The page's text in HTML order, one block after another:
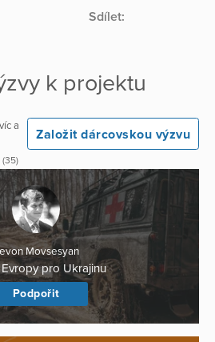
Sdílet:
k projektu
a
Založit dárcovskou výzvu
(35)
Movsesyan
pro Ukrajinu
Podpořit